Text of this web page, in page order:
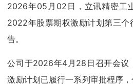
2026年05月02日，立讯精密工
2022年股票期权激励计划第三个
告。
公司于2026年4月28日召开会议
激励计划已履行一系列审批程序